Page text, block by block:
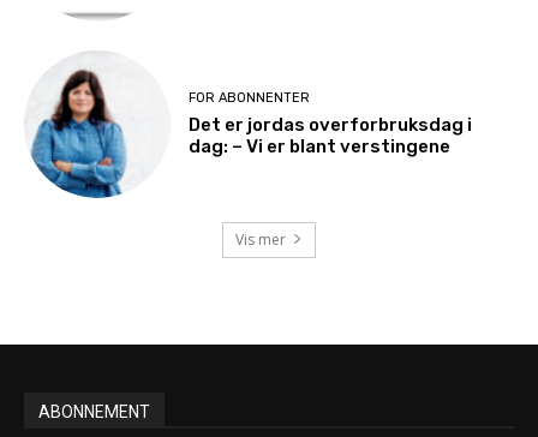
FOR ABONNENTER
Det er jordas overforbruksdag i
dag: – Vi er blant verstingene
Vis mer
ABONNEMENT